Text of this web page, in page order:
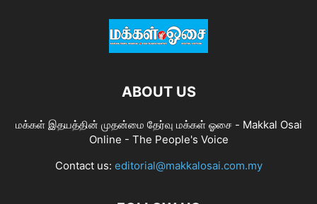
ABOUT US
மக்கள் இதயத்தின் முதன்மை தேர்வு மக்கள் ஓசை - Makkal Osai
Online - The People's Voice
Contact us: editorial@makkalosai.com.my